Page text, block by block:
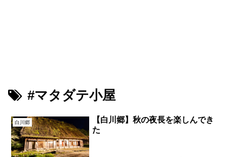
#マタダテ小屋
白川郷
【白川郷】秋の夜長を楽しんでき
た